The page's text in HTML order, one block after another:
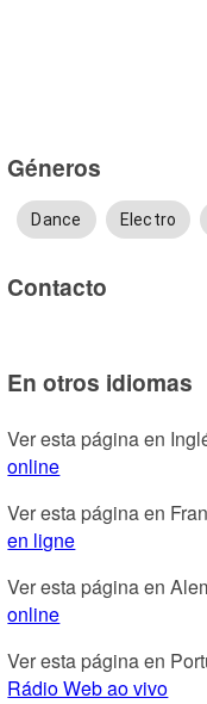
Géneros
Dance Electro
Contacto
En otros idiomas
Ver esta página en
online
Ver esta página en
en ligne
Ver esta página en
online
Ver esta página en
Rádio Web ao vivo